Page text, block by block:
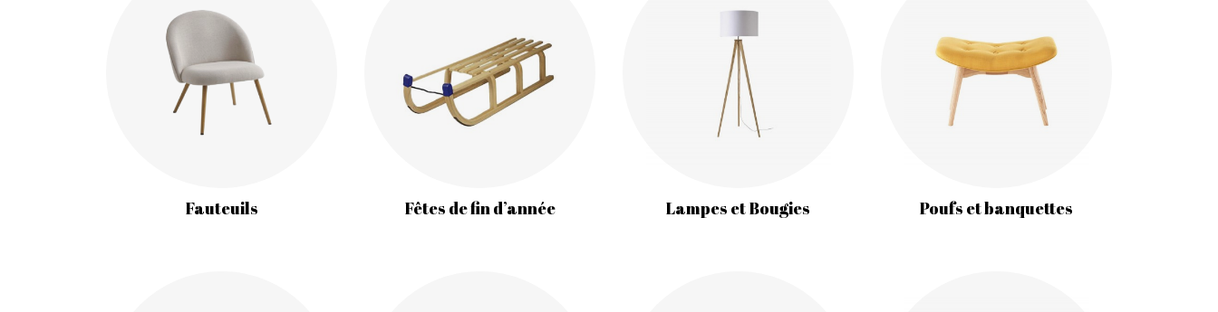
Fauteuils Fêtes de fin d’année Lampes et Bougies Poufs et banquettes